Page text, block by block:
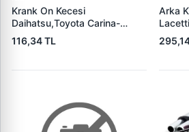
Krank On Kecesi
Daihatsu,Toyota Carina-
Celicia-Corona-Cressida-
Crown, Lancia Mekanik
Holland T7060 Delta T6020
CDF 88515-P
116,34 TL
Arka
Astra-